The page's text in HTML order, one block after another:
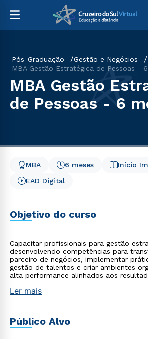
Pós-Graduação
Gestão e Negócios
MBA Gestão Estratégica de Pessoas -
MBA Gestão
de Pessoas - 6
Início
6 meses
MBA
EAD Digital
Objetivo do curso
Capacitar profissionais para gestão
desenvolvendo competências para
parceiro de negócios, implementar
gestão de talentos e criar ambientes
alta performance alinhados aos
Ler mais
Público Alvo